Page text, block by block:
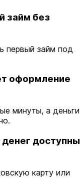
займ без
первый займ под
оформление
минуты, а деньги
доступны
карту или